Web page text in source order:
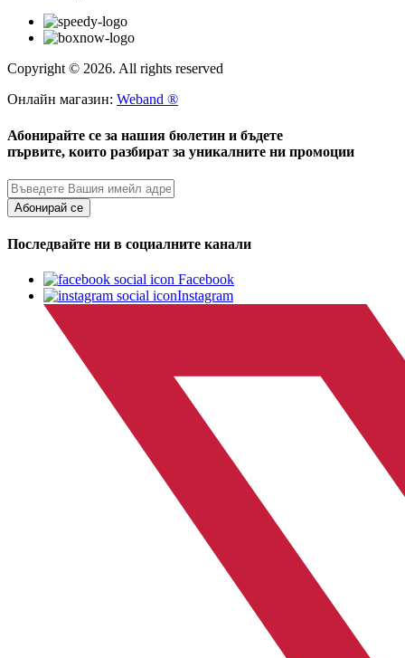
Copyright © 2026. All rights reserved
Онлайн магазин: Weband ®
Абонирайте се за нашия бюлетин и бъдете
първите, които разбират за уникалните ни промоции
Абонирай се
Последвайте ни в социалните канали
Facebook
Instagram